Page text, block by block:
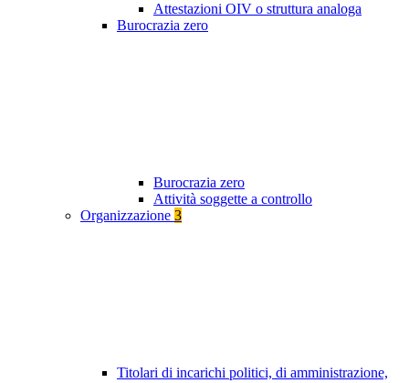
Attestazioni OIV o struttura analoga
Burocrazia zero
Burocrazia zero
Attività soggette a controllo
Organizzazione 3
Titolari di incarichi politici, di amministrazione,